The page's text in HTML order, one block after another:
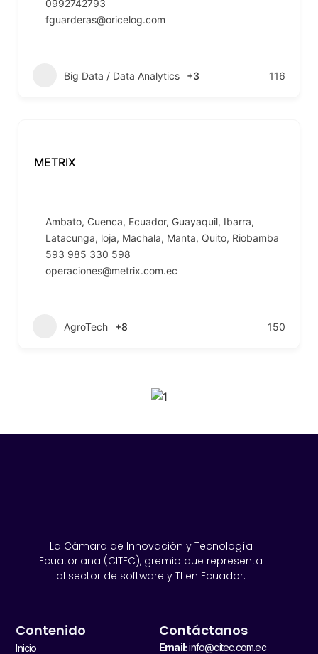
0992742793
fguarderas@oricelog.com
Big Data / Data Analytics +3 116
METRIX
Ambato, Cuenca, Ecuador, Guayaquil, Ibarra,
Latacunga, loja, Machala, Manta, Quito, Riobamba
593 985 330 598
operaciones@metrix.com.ec
AgroTech +8 150
La Cámara de Innovación y Tecnología
Ecuatoriana (CITEC), gremio que representa
al sector de software y TI en Ecuador.
Contenido
Inicio
Contáctanos
Email:info@citec.com.ec